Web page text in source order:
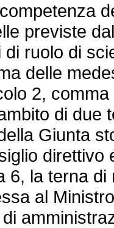
previste
ruolo di
delle
2,
di due
Giunta
6, la terna
al